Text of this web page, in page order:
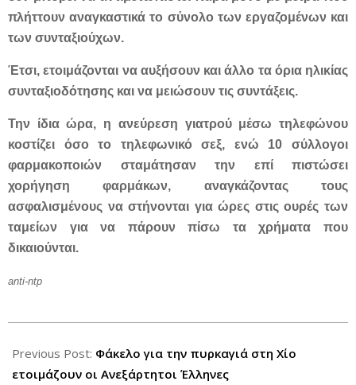
πλήττουν αναγκαστικά το σύνολο των εργαζομένων και
των συνταξιούχων.
Έτσι, ετοιμάζονται να αυξήσουν και άλλο τα όρια ηλικίας
συνταξιοδότησης και να μειώσουν τις συντάξεις.
Την ίδια ώρα, η ανεύρεση γιατρού μέσω τηλεφώνου
κοστίζει όσο το τηλεφωνικό σεξ, ενώ 10 σύλλογοι
φαρμακοποιών σταμάτησαν την επί πιστώσει
χορήγηση φαρμάκων, αναγκάζοντας τους
ασφαλισμένους να στήνονται για ώρες στις ουρές των
ταμείων για να πάρουν πίσω τα χρήματα που
δικαιούνται.
anti-ntp
08-
19
Previous Post: Φάκελο για την πυρκαγιά στη Χίο
ετοιμάζουν οι Ανεξάρτητοι Έλληνες